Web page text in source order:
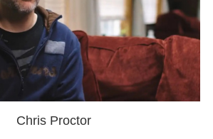
Chris Proctor